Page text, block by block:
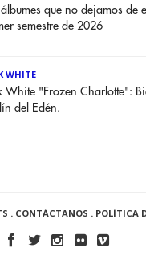
álbumes que no dejamos de
semestre de 2026
WHITE
White "Frozen Charlotte":
del Edén.
. CONTÁCTANOS . POLÍTICA